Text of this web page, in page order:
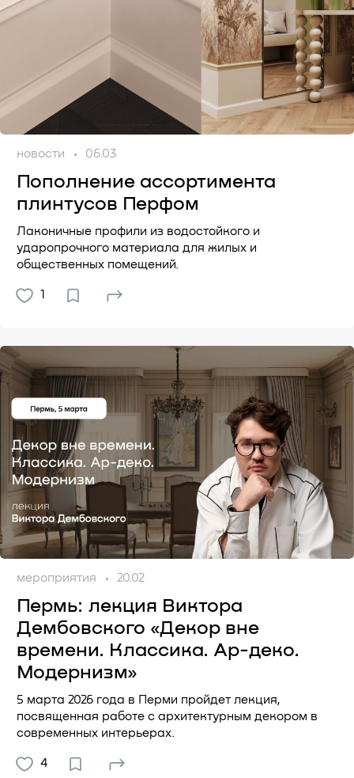
новости 06.03
Пополнение ассортимента
плинтусов Перфом
Лаконичные профили из водостойкого и
ударопрочного материала для жилых и
общественных помещений.
мероприятия 20.02
Пермь: лекция Виктора
Дембовского «Декор вне
времени. Классика. Ар-деко.
Модернизм»
5 марта 2026 года в Перми пройдет лекция,
посвященная работе с архитектурным декором в
современных интерьерах.
4